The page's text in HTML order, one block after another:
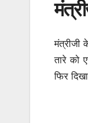
मंत्रीजी
तारे को
फिर